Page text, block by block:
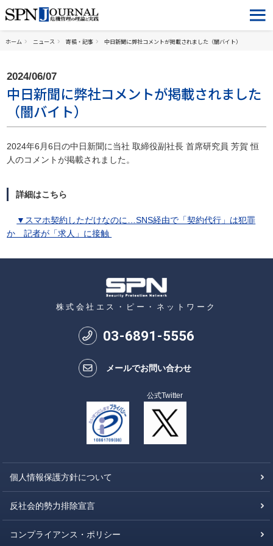
ホーム ニュース 寄稿・記事 中日新聞に弊社コメントが掲載されました（闇バイト）
2024/06/07
中日新聞に弊社コメントが掲載されました
（闇バイト）
2024年6月6日の中日新聞に当社 取締役副社長 首席研究員 芳賀 恒
人のコメントが掲載されました。
詳細はこちら
▼スマホ契約しただけなのに…SNS経由で「契約代行」は犯罪
か 記者が「求人」に接触
株式会社エス・ピー・ネットワーク
03-6891-5556
メールでお問い合わせ
公式Twitter
個人情報保護方針について
反社会的勢力排除宣言
コンプライアンス・ポリシー